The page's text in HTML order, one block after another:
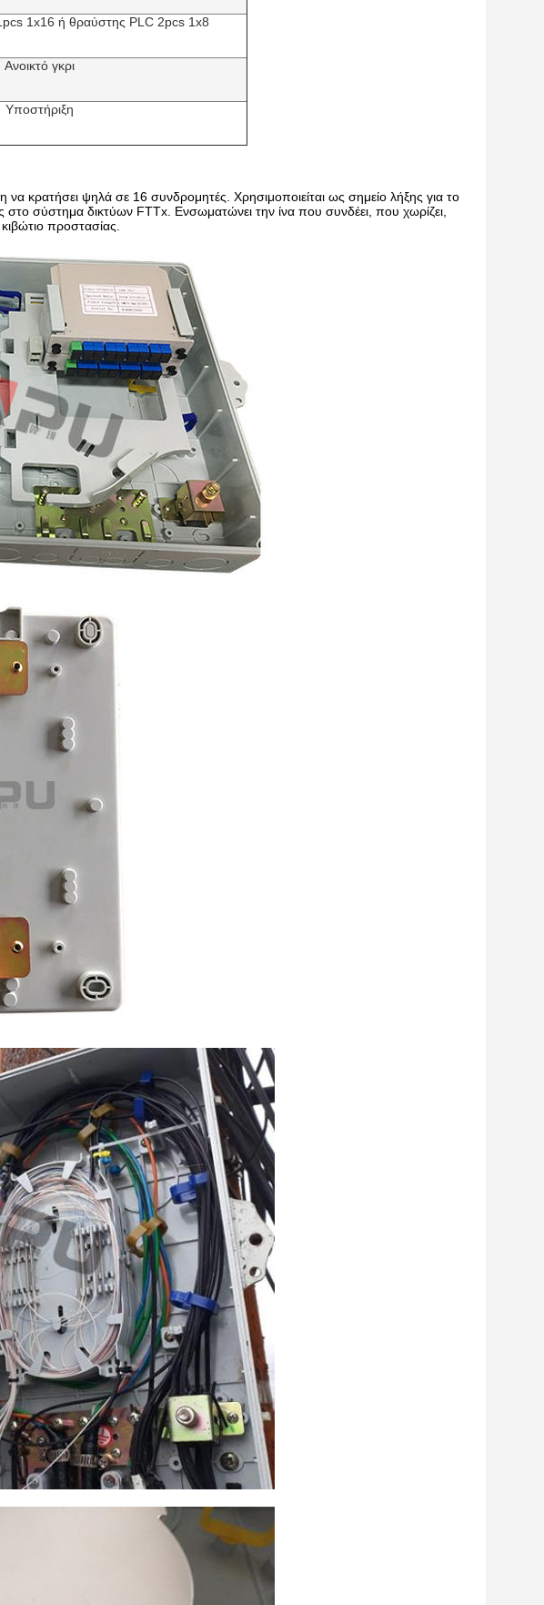
1x16 ή θραύστης PLC 2pcs 1x8
Ανοικτό γκρι
Υποστήριξη
κρατήσει ψηλά σε 16 συνδρομητές. Χρησιμοποιείται ως σημείο λήξης για το
σύστημα δικτύων FTTx. Ενσωματώνει την ίνα που συνδέει, που χωρίζει,
προστασίας.